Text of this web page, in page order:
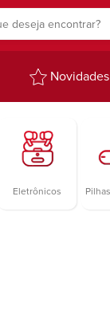
Novidades
Eletrônicos